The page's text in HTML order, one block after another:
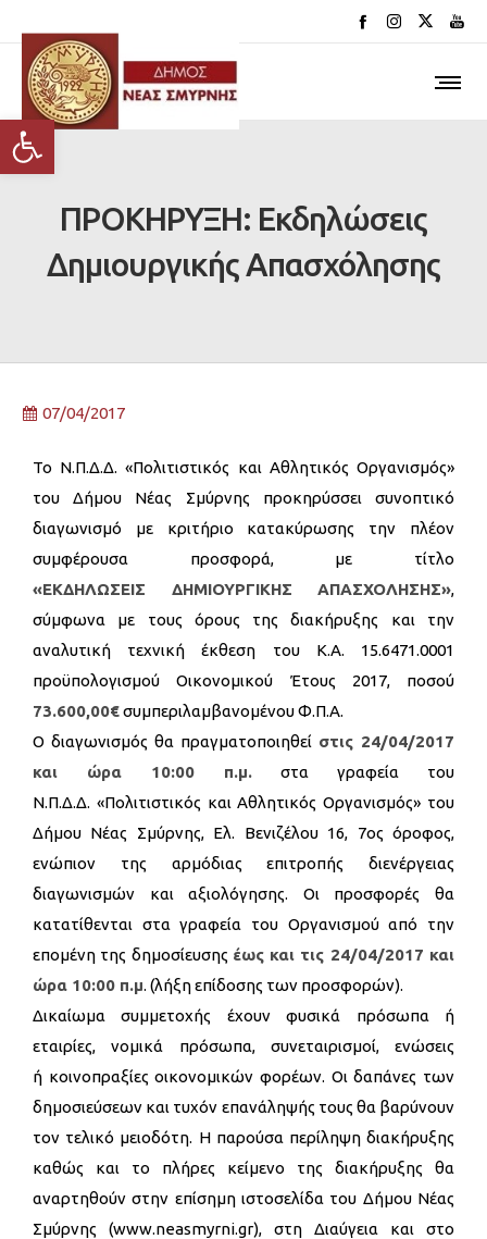
Ανοίξτε τη γραμμή εργαλείων
ΠΡΟΚΗΡΥΞΗ: Εκδηλώσεις
Δημιουργικής Απασχόλησης
07/04/2017
Το Ν.Π.Δ.Δ. «Πολιτιστικός και Αθλητικός Οργανισμός»
του Δήμου Νέας Σμύρνης προκηρύσσει συνοπτικό
διαγωνισμό με κριτήριο κατακύρωσης την πλέον
συμφέρουσα προσφορά, με τίτλο
«ΕΚΔΗΛΩΣΕΙΣ ΔΗΜΙΟΥΡΓΙΚΗΣ ΑΠΑΣΧΟΛΗΣΗΣ»,
σύμφωνα με τους όρους της διακήρυξης και την
αναλυτική τεχνική έκθεση του Κ.Α. 15.6471.0001
προϋπολογισμού Οικονομικού Έτους 2017, ποσού
73.600,00€συμπεριλαμβανομένου Φ.Π.Α.
Ο διαγωνισμός θα πραγματοποιηθεί στις 24/04/2017
και ώρα 10:00 π.μ. στα γραφεία του
Ν.Π.Δ.Δ. «Πολιτιστικός και Αθλητικός Οργανισμός» του
Δήμου Νέας Σμύρνης, Ελ. Βενιζέλου 16, 7ος όροφος,
ενώπιον της αρμόδιας επιτροπής διενέργειας
διαγωνισμών και αξιολόγησης. Οι προσφορές θα
κατατίθενται στα γραφεία του Οργανισμού από την
επομένη της δημοσίευσης έως και τις 24/04/2017 και
ώρα 10:00 π.μ. (λήξη επίδοσης των προσφορών).
Δικαίωμα συμμετοχής έχουν φυσικά πρόσωπα ή
εταιρίες, νομικά πρόσωπα, συνεταιρισμοί, ενώσεις
ή κοινοπραξίες οικονομικών φορέων. Οι δαπάνες των
δημοσιεύσεων και τυχόν επανάληψής τους θα βαρύνουν
τον τελικό μειοδότη. Η παρούσα περίληψη διακήρυξης
καθώς και το πλήρες κείμενο της διακήρυξης θα
αναρτηθούν στην επίσημη ιστοσελίδα του Δήμου Νέας
Σμύρνης (www.neasmyrni.gr), στη Διαύγεια και στο